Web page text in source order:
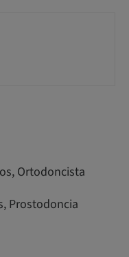
Ortodoncista
Prostodoncia